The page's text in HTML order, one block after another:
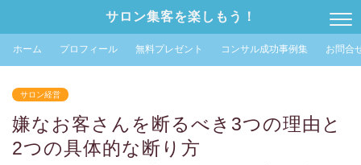
サロン集客を楽しもう！
ホーム プロフィール 無料プレゼント コンサル成功事例集 お問合
サロン経営
嫌なお客さんを断るべき3つの理由と
2つの具体的な断り方